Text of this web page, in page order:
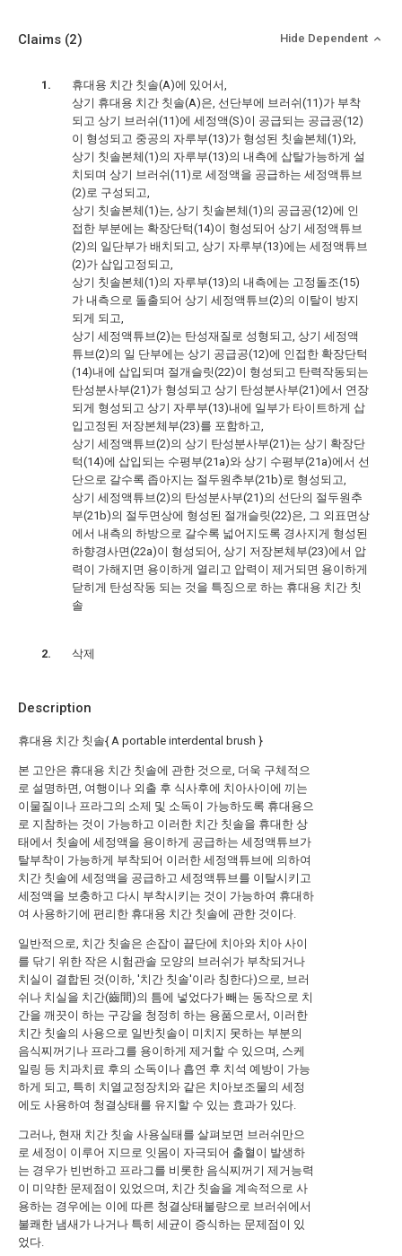
Description
휴대용 치간 칫솔{ A portable interdental brush }
본 고안은 휴대용 치간 칫솔에 관한 것으로, 더욱 구체적으
로 설명하면, 여행이나 외출 후 식사후에 치아사이에 끼는
이물질이나 프라그의 소제 및 소독이 가능하도록 휴대용으
로 지참하는 것이 가능하고 이러한 치간 칫솔을 휴대한 상
태에서 칫솔에 세정액을 용이하게 공급하는 세정액튜브가
탈부착이 가능하게 부착되어 이러한 세정액튜브에 의하여
치간 칫솔에 세정액을 공급하고 세정액튜브를 이탈시키고
세정액을 보충하고 다시 부착시키는 것이 가능하여 휴대하
여 사용하기에 편리한 휴대용 치간 칫솔에 관한 것이다.
일반적으로, 치간 칫솔은 손잡이 끝단에 치아와 치아 사이
를 닦기 위한 작은 시험관솔 모양의 브러쉬가 부착되거나
치실이 결합된 것(이하, '치간 칫솔'이라 칭한다)으로, 브러
쉬나 치실을 치간(齒間)의 틈에 넣었다가 빼는 동작으로 치
간을 깨끗이 하는 구강을 청정히 하는 용품으로서, 이러한
치간 칫솔의 사용으로 일반칫솔이 미치지 못하는 부분의
음식찌꺼기나 프라그를 용이하게 제거할 수 있으며, 스케
일링 등 치과치료 후의 소독이나 흡연 후 치석 예방이 가능
하게 되고, 특히 치열교정장치와 같은 치아보조물의 세정
에도 사용하여 청결상태를 유지할 수 있는 효과가 있다.
그러나, 현재 치간 칫솔 사용실태를 살펴보면 브러쉬만으
로 세정이 이루어 지므로 잇몸이 자극되어 출혈이 발생하
는 경우가 빈번하고 프라그를 비롯한 음식찌꺼기 제거능력
이 미약한 문제점이 있었으며, 치간 칫솔을 계속적으로 사
용하는 경우에는 이에 따른 청결상태불량으로 브러쉬에서
불쾌한 냄새가 나거나 특히 세균이 증식하는 문제점이 있
었다.
Claims (2) Hide Dependent
휴대용 치간 칫솔(A)에 있어서,
상기 휴대용 치간 칫솔(A)은, 선단부에 브러쉬(11)가 부착
되고 상기 브러쉬(11)에 세정액(S)이 공급되는 공급공(12)
이 형성되고 중공의 자루부(13)가 형성된 칫솔본체(1)와,
상기 칫솔본체(1)의 자루부(13)의 내측에 삽탈가능하게 설
치되며 상기 브러쉬(11)로 세정액을 공급하는 세정액튜브
(2)로 구성되고,
상기 칫솔본체(1)는, 상기 칫솔본체(1)의 공급공(12)에 인
접한 부분에는 확장단턱(14)이 형성되어 상기 세정액튜브
(2)의 일단부가 배치되고, 상기 자루부(13)에는 세정액튜브
(2)가 삽입고정되고,
상기 칫솔본체(1)의 자루부(13)의 내측에는 고정돌조(15)
가 내측으로 돌출되어 상기 세정액튜브(2)의 이탈이 방지
되게 되고,
상기 세정액튜브(2)는 탄성재질로 성형되고, 상기 세정액
튜브(2)의 일 단부에는 상기 공급공(12)에 인접한 확장단턱
(14)내에 삽입되며 절개슬릿(22)이 형성되고 탄력작동되는
탄성분사부(21)가 형성되고 상기 탄성분사부(21)에서 연장
되게 형성되고 상기 자루부(13)내에 일부가 타이트하게 삽
입고정된 저장본체부(23)를 포함하고,
상기 세정액튜브(2)의 상기 탄성분사부(21)는 상기 확장단
턱(14)에 삽입되는 수평부(21a)와 상기 수평부(21a)에서 선
단으로 갈수록 좁아지는 절두원추부(21b)로 형성되고,
상기 세정액튜브(2)의 탄성분사부(21)의 선단의 절두원추
부(21b)의 절두면상에 형성된 절개슬릿(22)은, 그 외표면상
에서 내측의 하방으로 갈수록 넓어지도록 경사지게 형성된
하향경사면(22a)이 형성되어, 상기 저장본체부(23)에서 압
력이 가해지면 용이하게 열리고 압력이 제거되면 용이하게
닫히게 탄성작동 되는 것을 특징으로 하는 휴대용 치간 칫
솔
삭제